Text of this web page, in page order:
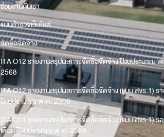
ร่วมงานกับเรา
แบบสำรวจเว็บไซต์
จัดซื้อจัดจ้าง
ITA O12 รายงานสรุปผลการจัดซื้อจัดจ้าง ปีงบประมาณ
2568
ITA O12 รายงานสรุปผลการจัดซื้อจัดจ้าง (แบบ สขร.1) ร
ปีงบประมาณ พ.ศ. 2568
ITA O11 รายงานสรุปผลการจัดซื้อจัดจ้าง (แบบ สขร.1) ร
เดือน ปีงบประมาณ พ.ศ. 2569